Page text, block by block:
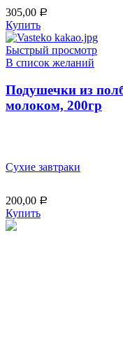
305,00 Р
Купить
Быстрый просмотр
В список желаний
Подушечки из
молоком, 200гр
Сухие завтраки
200,00 Р
Купить